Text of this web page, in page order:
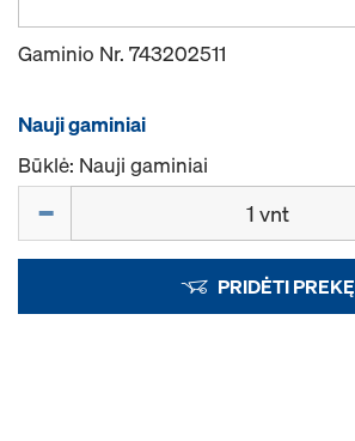
Gaminio Nr. 743202511
Nauji gaminiai
Būklė: Nauji gaminiai
PRIDĖTI PREKĘ